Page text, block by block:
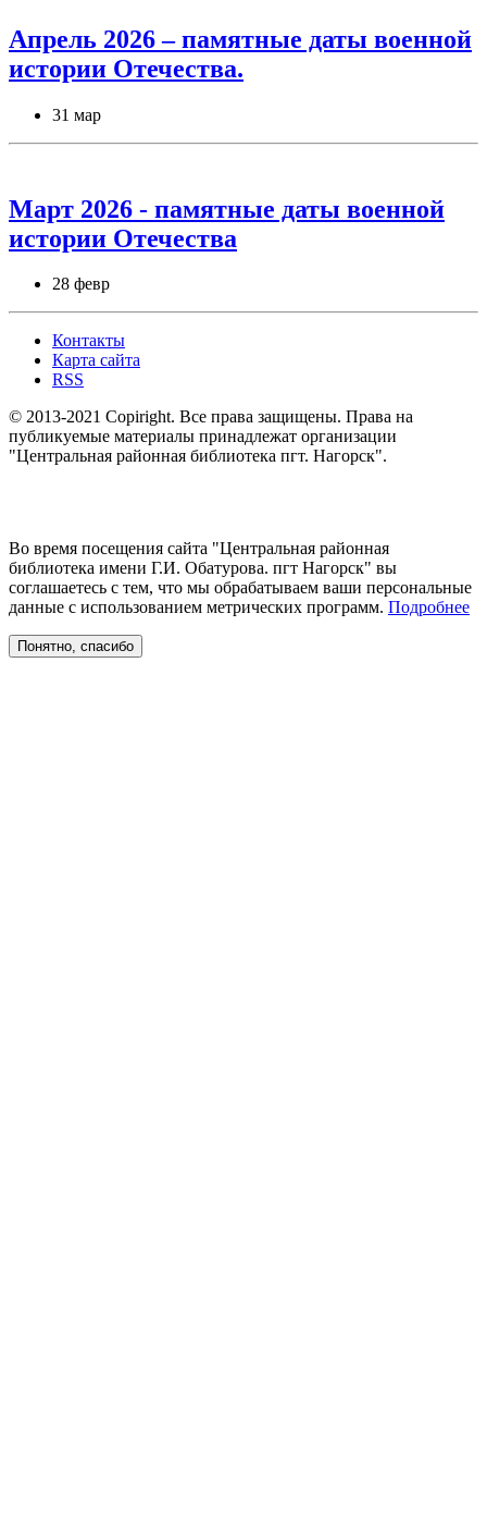
Апрель 2026 – памятные даты военной
истории Отечества.
31 мар
Март 2026 - памятные даты военной
истории Отечества
28 февр
Контакты
Карта сайта
RSS
© 2013-2021 Copiright. Все права защищены. Права на
публикуемые материалы принадлежат организации
"Центральная районная библиотека пгт. Нагорск".
Во время посещения сайта "Центральная районная
библиотека имени Г.И. Обатурова. пгт Нагорск" вы
соглашаетесь с тем, что мы обрабатываем ваши персональные
данные с использованием метрических программ. Подробнее
Понятно, спасибо